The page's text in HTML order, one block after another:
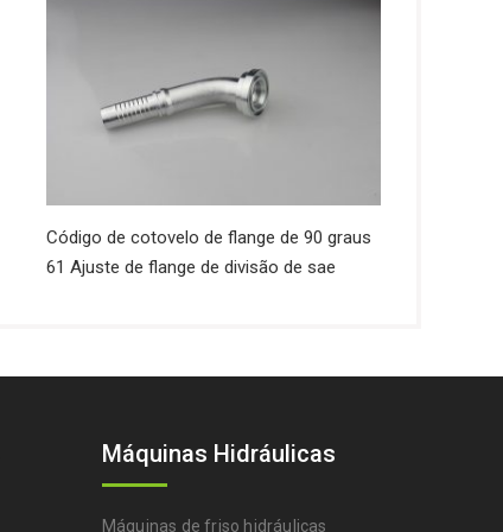
Código de cotovelo de flange de 90 graus
61 Ajuste de flange de divisão de sae
Máquinas Hidráulicas
Máquinas de friso hidráulicas